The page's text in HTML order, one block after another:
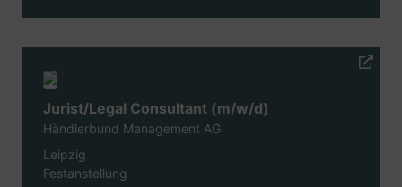
Jurist/Legal Consultant (m/w/d)
Händlerbund Management AG
Leipzig
Festanstellung